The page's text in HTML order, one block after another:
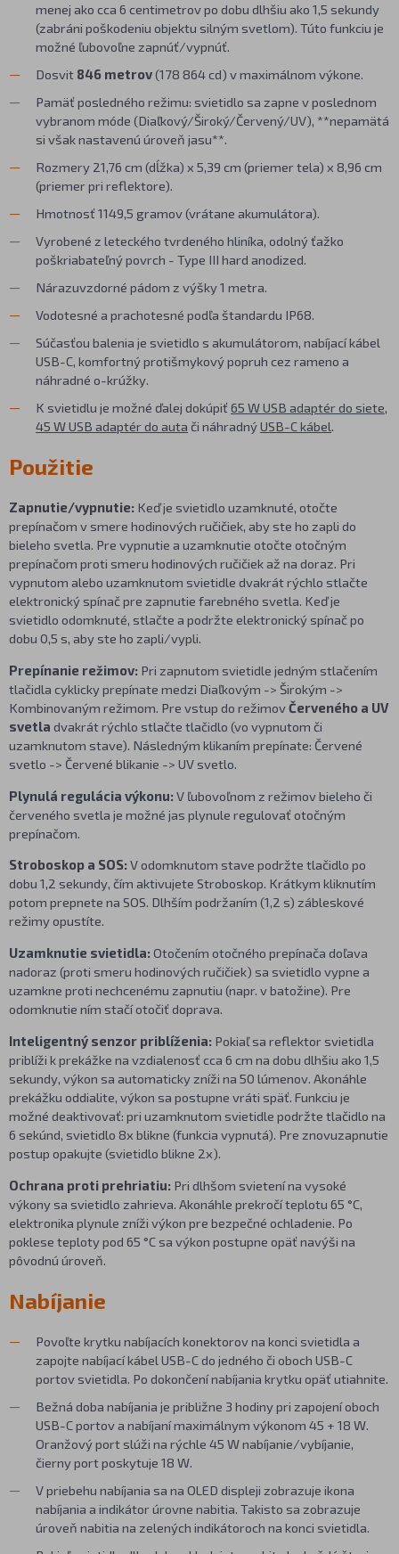
menej ako cca 6 centimetrov po dobu dlhšiu ako 1,5 sekundy
(zabráni poškodeniu objektu silným svetlom). Túto funkciu je
možné ľubovoľne zapnúť/vypnúť.
Dosvit 846 metrov(178 864 cd) v maximálnom výkone.
Pamäť posledného režimu: svietidlo sa zapne v poslednom
vybranom móde (Diaľkový/Široký/Červený/UV), **nepamätá
si však nastavenú úroveň jasu**.
Rozmery 21,76 cm (dĺžka) x 5,39 cm (priemer tela) x 8,96 cm
(priemer pri reflektore).
Hmotnosť 1149,5 gramov (vrátane akumulátora).
Vyrobené z leteckého tvrdeného hliníka, odolný ťažko
poškriabateľný povrch - Type III hard anodized.
Nárazuvzdorné pádom z výšky 1 metra.
Vodotesné a prachotesné podľa štandardu IP68.
Súčasťou balenia je svietidlo s akumulátorom, nabíjací kábel
USB-C, komfortný protišmykový popruh cez rameno a
náhradné o-krúžky.
K svietidlu je možné ďalej dokúpiť 65 W USB adaptér do siete,
45 W USB adaptér do auta či náhradnýUSB-C kábel.
Použitie
Zapnutie/vypnutie: Keď je svietidlo uzamknuté, otočte
prepínačom v smere hodinových ručičiek, aby ste ho zapli do
bieleho svetla. Pre vypnutie a uzamknutie otočte otočným
prepínačom proti smeru hodinových ručičiek až na doraz. Pri
vypnutom alebo uzamknutom svietidle dvakrát rýchlo stlačte
elektronický spínač pre zapnutie farebného svetla. Keď je
svietidlo odomknuté, stlačte a podržte elektronický spínač po
dobu 0,5 s, aby ste ho zapli/vypli.
Prepínanie režimov: Pri zapnutom svietidle jedným stlačením
tlačidla cyklicky prepínate medzi Diaľkovým -> Širokým ->
Kombinovaným režimom. Pre vstup do režimovČerveného a UV
svetla dvakrát rýchlo stlačte tlačidlo (vo vypnutom či
uzamknutom stave). Následným klikaním prepínate: Červené
svetlo -> Červené blikanie -> UV svetlo.
Plynulá regulácia výkonu:V ľubovoľnom z režimov bieleho či
červeného svetla je možné jas plynule regulovať otočným
prepínačom.
Stroboskop a SOS:V odomknutom stave podržte tlačidlo po
dobu 1,2 sekundy, čím aktivujete Stroboskop. Krátkym kliknutím
potom prepnete na SOS. Dlhším podržaním (1,2 s) zábleskové
režimy opustíte.
Uzamknutie svietidla:Otočením otočného prepínača doľava
nadoraz (proti smeru hodinových ručičiek) sa svietidlo vypne a
uzamkne proti nechcenému zapnutiu (napr. v batožine). Pre
odomknutie ním stačí otočiť doprava.
Inteligentný senzor priblíženia: Pokiaľ sa reflektor svietidla
priblíži k prekážke na vzdialenosť cca 6 cm na dobu dlhšiu ako 1,5
sekundy, výkon sa automaticky zníži na 50 lúmenov. Akonáhle
prekážku oddialite, výkon sa postupne vráti späť. Funkciu je
možné deaktivovať: pri uzamknutom svietidle podržte tlačidlo na
6 sekúnd, svietidlo 8x blikne (funkcia vypnutá). Pre znovuzapnutie
postup opakujte (svietidlo blikne 2x).
Ochrana proti prehriatiu: Pri dlhšom svietení na vysoké
výkony sa svietidlo zahrieva. Akonáhle prekročí teplotu 65 °C,
elektronika plynule zníži výkon pre bezpečné ochladenie. Po
poklese teploty pod 65 °C sa výkon postupne opäť navýši na
pôvodnú úroveň.
Nabíjanie
Povoľte krytku nabíjacích konektorov na konci svietidla a
zapojte nabíjací kábel USB-C do jedného či oboch USB-C
portov svietidla. Po dokončení nabíjania krytku opäť utiahnite.
Bežná doba nabíjania je približne 3 hodiny pri zapojení oboch
USB-C portov a nabíjaní maximálnym výkonom 45 + 18 W.
Oranžový port slúži na rýchle 45 W nabíjanie/vybíjanie,
čierny port poskytuje 18 W.
V priebehu nabíjania sa na OLED displeji zobrazuje ikona
nabíjania a indikátor úrovne nabitia. Takisto sa zobrazuje
úroveň nabitia na zelených indikátoroch na konci svietidla.